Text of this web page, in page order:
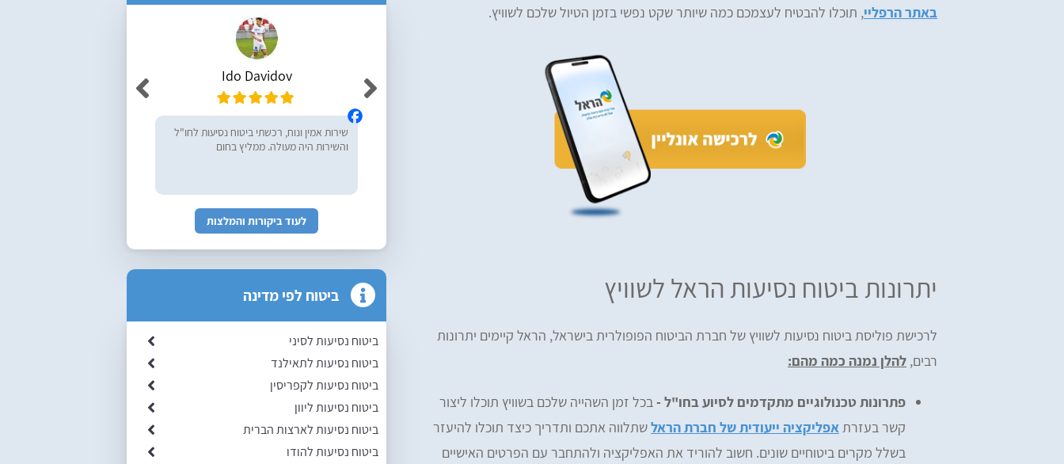
באתר הרפליי, תוכלו להבטיח לעצמכם כמה שיותר שקט נפשי בזמן הטיול שלכם לשוויץ.
יתרונות ביטוח נסיעות הראל לשוויץ
לרכישת פוליסת ביטוח נסיעות לשוויץ של חברת הביטוח הפופולרית בישראל, הראל קיימים יתרונות
רבים, להלן נמנה כמה מהם:
פתרונות טכנולוגיים מתקדמים לסיוע בחו"ל -בכל זמן השהייה שלכם בשוויץ תוכלו ליצור
קשר בעזרתאפליקציה ייעודית של חברת הראלשתלווה אתכם ותדריך כיצד תוכלו להיעזר
בשלל מקרים ביטוחיים שונים. חשוב להוריד את האפליקציה ולהתחבר עם הפרטים האישיים
Ido Davidov
שירות אמין ונוח, רכשתי ביטוח נסיעות לחו"ל
והשירות היה מעולה. ממליץ בחום
Neriya Yabkovitch
אלופים! ממליצה בחום על הרפליי, מקצועיים
ושירותיים ברמה גבוה!
מעולים, רכשתי ביטוח הראל דרכם והיה נוח
לעוד ביקורות והמלצות
ביטוח לפי מדינה
ביטוח נסיעות לסיני
ביטוח נסיעות לתאילנד
ביטוח נסיעות לקפריסין
ביטוח נסיעות ליוון
ביטוח נסיעות לארצות הברית
ביטוח נסיעות להודו